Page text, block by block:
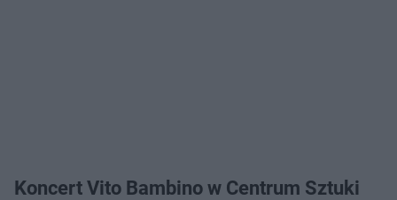
Koncert Vito Bambino w Centrum Sztuki